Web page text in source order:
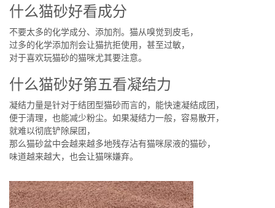
什么猫砂好看成分
不要太多的化学成分、添加剂。猫从嗅觉到皮毛，
过多的化学添加剂会让猫抗拒使用，甚至过敏，
对于喜欢玩猫砂的猫咪尤其要注意。
什么猫砂好第五看凝结力
凝结力量是针对于结团型猫砂而言的，能快速凝结成团，
便于清理，也能减少粉尘。如果凝结力一般，容易散开，
就难以彻底铲除屎团，
那么猫砂盆中会越来越多地残存沾有猫咪尿液的猫砂，
味道越来越大，也会让猫咪嫌弃。